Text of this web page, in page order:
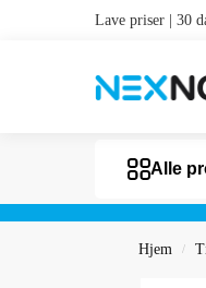
Lave priser | 30
Alle
Hjem /